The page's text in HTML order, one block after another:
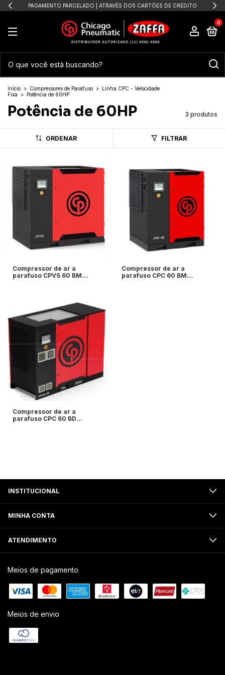
PAGAMENTO PARCELADO | ATRAVÉS DOS CARTÕES DE CRÉDITO
0
Início > Compressores de Parafuso > Linha CPC - Velocidade
Fixa
> Potência de 60HP
Potência de 60HP 3 produtos
ORDENAR FILTRAR
Compressor de ar a
parafuso CPVS 60 BM
Chicago Pneumatic
Compressor de ar a
parafuso CPC 60 BM
Compressor de ar a
parafuso CPC 60 BD
INSTITUCIONAL
MINHA CONTA
ATENDIMENTO
Meios de pagamento
Meios de envio